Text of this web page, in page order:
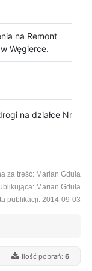
na Remont
Węgierce.
na działce Nr
za treść: Marian Gdula
Marian Gdula
publikacji: 2014-09-03
Ilość pobrań:6